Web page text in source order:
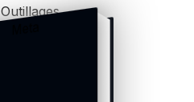
Outillages